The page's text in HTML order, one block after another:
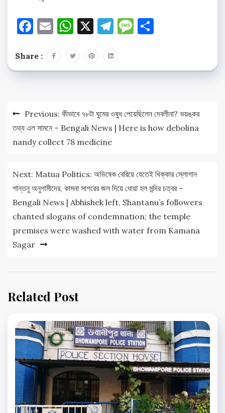
Facebook
EmailWhatsApp
X Telegram
Message
Share :
Post
navigation
Previous: কীভাবে ৭৮টা ঘুমের ওষুধ পেয়েছিলেন দেবলীনা? ভয়ঙ্কর
তথ্য এল সামনে – Bengali News | Here is how debolina
nandy collect 78 medicine
Next: Matua Politics: অভিষেক বেরিয়ে যেতেই ধিক্কার স্লোগান
শান্তনু অনুগামীদের, কামনা সাগরের জল দিয়ে ধোয়া হল মন্দির চত্বর –
Bengali News | Abhishek left, Shantanu’s followers
chanted slogans of condemnation; the temple
premises were washed with water from Kamana
Sagar
Related Post